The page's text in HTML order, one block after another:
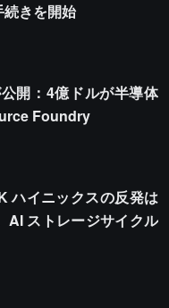
きを開始
開：4億ドルが半導体
Foundry
ハイニックスの反発は
AI ストレージサイクル